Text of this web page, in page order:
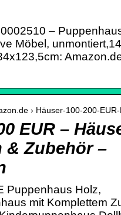
–
Möbel,
› Häuser-100-200-
EUR –
& Zubehör –
Puppenhaus Holz,
mit Komplettem